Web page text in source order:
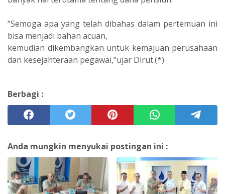
“Semoga apa yang telah dibahas dalam pertemuan ini
bisa menjadi bahan acuan,
kemudian dikembangkan untuk kemajuan perusahaan
dan kesejahteraan pegawai,”ujar Dirut.(*)
Berbagi :
Anda mungkin menyukai postingan ini :